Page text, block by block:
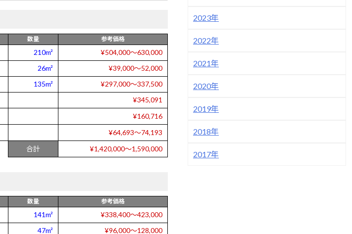
数量 参考価格
210m²
¥504,000～630,000
26m²
¥39,000～52,000
135m²
¥297,000～337,500
¥345,091
¥160,716
¥64,693～74,193
合計 ¥1,420,000～1,590,000
数量 参考価格
141m²
¥338,400～423,000
47m² ¥96,000～128,000
2023年
2022年
2021年
2020年
2019年
2018年
2017年